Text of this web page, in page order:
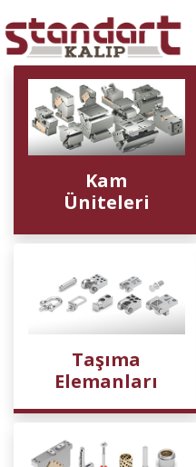
Kam
Üniteleri
Taşıma
Elemanları